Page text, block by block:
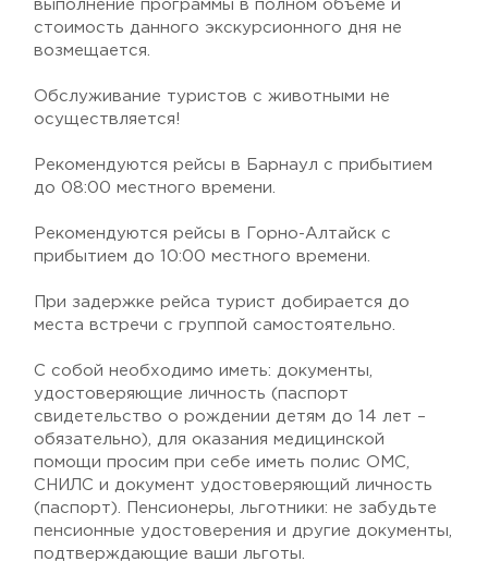
выполнение программы в полном объеме и
стоимость данного экскурсионного дня не
возмещается.
Обслуживание туристов с животными не
осуществляется!
Рекомендуются рейсы в Барнаул с прибытием
до 08:00 местного времени.
Рекомендуются рейсы в Горно-Алтайск с
прибытием до 10:00 местного времени.
При задержке рейса турист добирается до
места встречи с группой самостоятельно.
С собой необходимо иметь: документы,
удостоверяющие личность (паспорт
свидетельство о рождении детям до 14 лет –
обязательно), для оказания медицинской
помощи просим при себе иметь полис ОМС,
СНИЛС и документ удостоверяющий личность
(паспорт). Пенсионеры, льготники: не забудьте
пенсионные удостоверения и другие документы,
подтверждающие ваши льготы.